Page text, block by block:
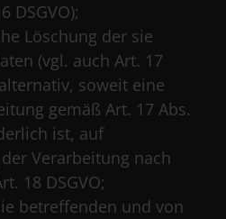
DSGVO);
Löschung der sie
(vgl. auch Art. 17
soweit eine
gemäß Art. 17 Abs.
ist, auf
Verarbeitung nach
18 DSGVO;
betreffenden und von